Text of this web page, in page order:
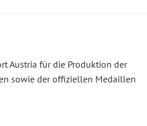
Austria für die Produktion der
sowie der offiziellen Medaillen